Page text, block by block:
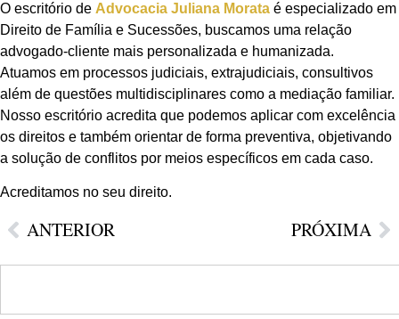
O escritório de Advocacia Juliana Morata é especializado em
Direito de Família e Sucessões, buscamos uma relação
advogado-cliente mais personalizada e humanizada.
Atuamos em processos judiciais, extrajudiciais, consultivos
além de questões multidisciplinares como a mediação familiar.
Nosso escritório acredita que podemos aplicar com excelência
os direitos e também orientar de forma preventiva, objetivando
a solução de conflitos por meios específicos em cada caso.
Acreditamos no seu direito.
ANTERIOR PRÓXIMA